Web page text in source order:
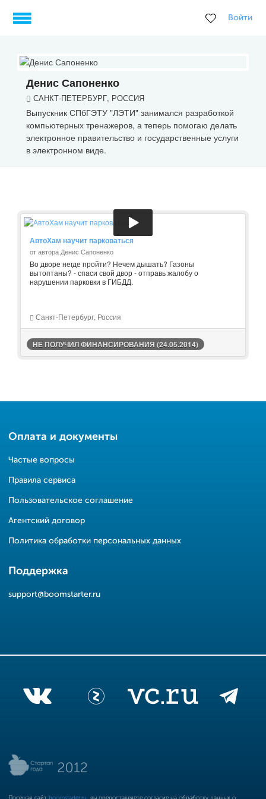
Войти
Денис Сапоненко
САНКТ-ПЕТЕРБУРГ, РОССИЯ
Выпускник СПбГЭТУ "ЛЭТИ" занимался разработкой
компьютерных тренажеров, а теперь помогаю делать
электронное правительство и государственные услуги
в электронном виде.
АвтоХам научит парковаться
от автора Денис Сапоненко
Во дворе негде пройти? Нечем дышать? Газоны
вытоптаны? - спаси свой двор - отправь жалобу о
нарушении парковки в ГИБДД.
Санкт-Петербург, Россия
НЕ ПОЛУЧИЛ ФИНАНСИРОВАНИЯ (24.05.2014)
Оплата и документы
Частые вопросы
Правила сервиса
Пользовательское соглашение
Агентский договор
Политика обработки персональных данных
Поддержка
support@boomstarter.ru
Посещая сайт boomstarter.ru , вы предоставляете согласие на обработку данных о